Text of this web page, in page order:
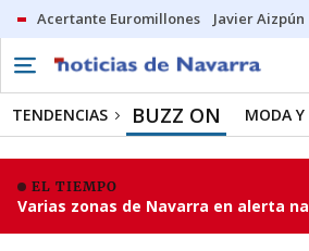
Acertante Euromillones Javier Aizpún
TENDENCIAS BUZZ ON MODA Y
EL TIEMPO
Varias zonas de Navarra en alerta